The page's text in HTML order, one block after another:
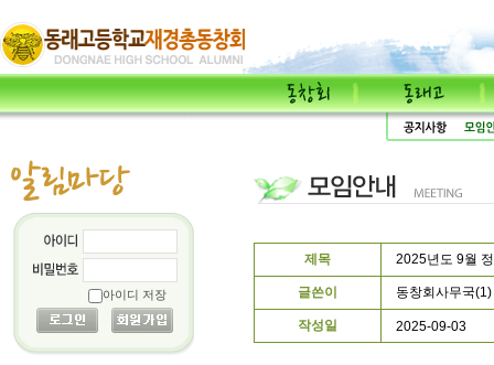
아이디 저장
제목 2025년도 9월
글쓴이 동창회사무국
작성일 2025-09-03